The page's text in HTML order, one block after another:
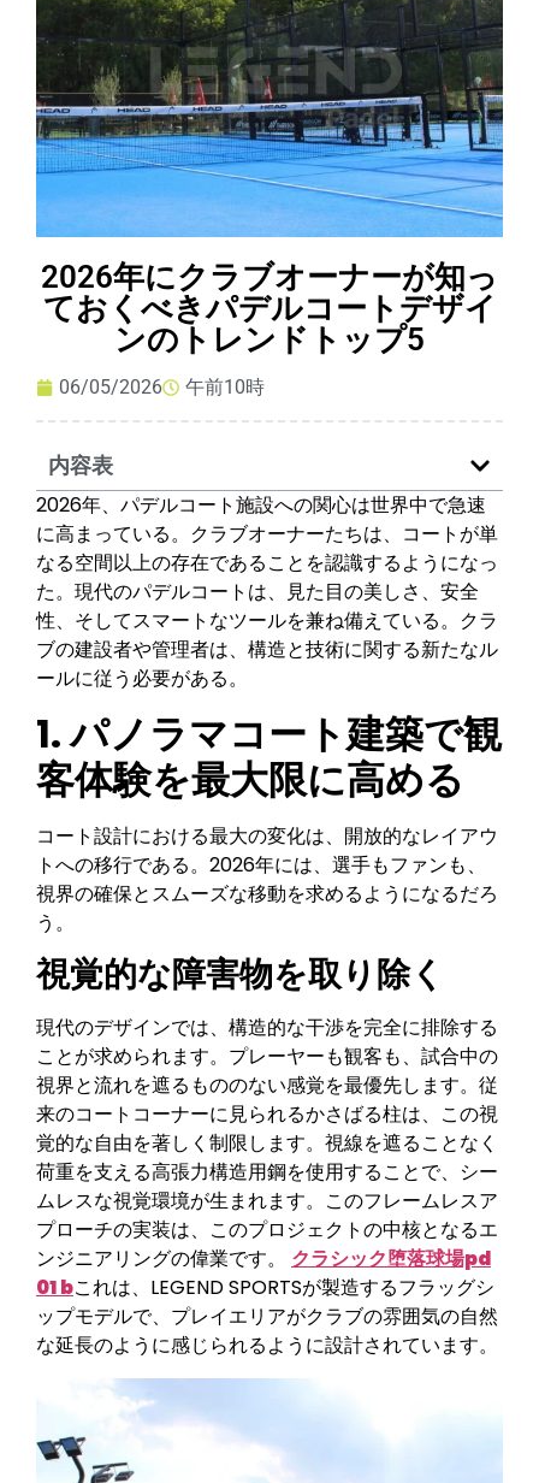
2026年にクラブオーナーが知っ
ておくべきパデルコートデザイ
ンのトレンドトップ5
06/05/2026 午前10時
内容表
2026年、パデルコート施設への関心は世界中で急速
に高まっている。クラブオーナーたちは、コートが単
なる空間以上の存在であることを認識するようになっ
た。現代のパデルコートは、見た目の美しさ、安全
性、そしてスマートなツールを兼ね備えている。クラ
ブの建設者や管理者は、構造と技術に関する新たなル
ールに従う必要がある。
1.パノラマコート建築で観
客体験を最大限に高める
コート設計における最大の変化は、開放的なレイアウ
トへの移行である。2026年には、選手もファンも、
視界の確保とスムーズな移動を求めるようになるだろ
う。
視覚的な障害物を取り除く
現代のデザインでは、構造的な干渉を完全に排除する
ことが求められます。プレーヤーも観客も、試合中の
視界と流れを遮るもののない感覚を最優先します。従
来のコートコーナーに見られるかさばる柱は、この視
覚的な自由を著しく制限します。視線を遮ることなく
荷重を支える高張力構造用鋼を使用することで、シー
ムレスな視覚環境が生まれます。このフレームレスア
プローチの実装は、このプロジェクトの中核となるエ
ンジニアリングの偉業です。 クラシック堕落球場pd
01 bこれは、LEGEND SPORTSが製造するフラッグシ
ップモデルで、プレイエリアがクラブの雰囲気の自然
な延長のように感じられるように設計されています。